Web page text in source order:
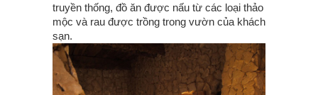
truyền thống, đồ ăn được nấu từ các loại thảo
mộc và rau được trồng trong vườn của khách
sạn.